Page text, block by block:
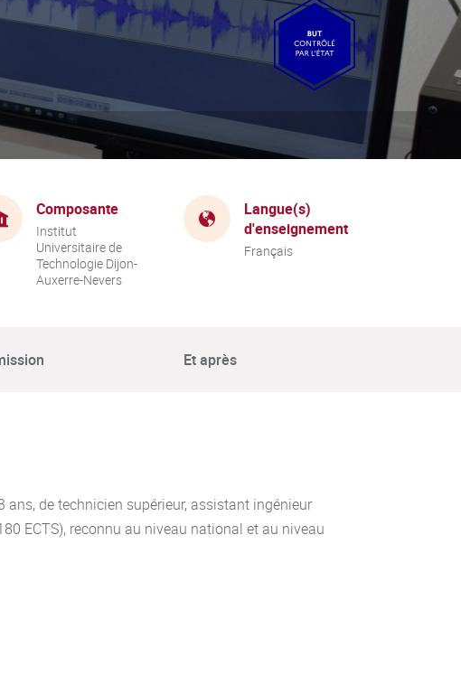
Composante
Institut
Universitaire de
Technologie Dijon-
Auxerre-Nevers
Langue(s)
d'enseignement
Français
Et après
de technicien supérieur, assistant ingénieur
ECTS), reconnu au niveau national et au niveau